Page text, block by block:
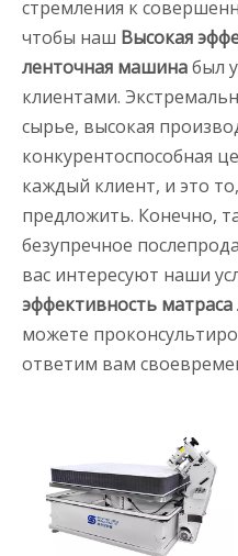
стремления к
чтобы наш Высокая
ленточная машинабыл
клиентами.
сырье, высокая
конкурентоспособная
каждый клиент, и это
предложить. Конечно,
безупречное
вас интересуют наши
эффективность
можете
ответим вам